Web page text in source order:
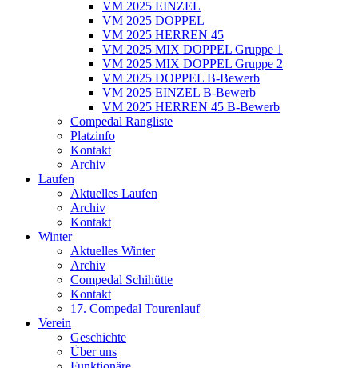
VM 2025 EINZEL
VM 2025 DOPPEL
VM 2025 HERREN 45
VM 2025 MIX DOPPEL Gruppe 1
VM 2025 MIX DOPPEL Gruppe 2
VM 2025 DOPPEL B-Bewerb
VM 2025 EINZEL B-Bewerb
VM 2025 HERREN 45 B-Bewerb
Compedal Rangliste
Platzinfo
Kontakt
Archiv
Laufen
Aktuelles Laufen
Archiv
Kontakt
Winter
Aktuelles Winter
Archiv
Compedal Schihütte
Kontakt
17. Compedal Tourenlauf
Verein
Geschichte
Über uns